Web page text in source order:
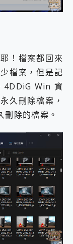
！檔案都回來
檔案，但是記
4DDiG Win 資
久刪除檔案，
除的檔案。